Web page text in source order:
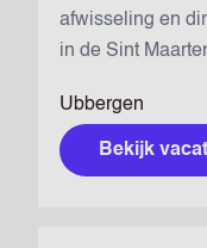
Ubbergen
afwisseling en
in de Sint
Bekijk